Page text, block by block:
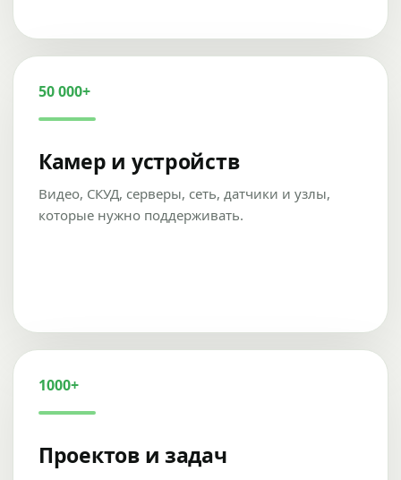
50 000+
Камер и устройств
Видео, СКУД, серверы, сеть, датчики и узлы,
которые нужно поддерживать.
1000+
Проектов и задач